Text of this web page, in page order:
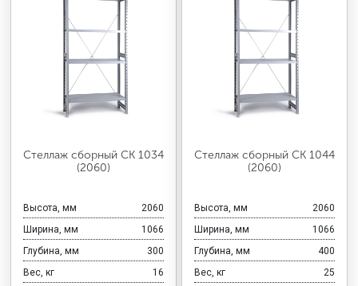
Стеллаж сборный СК 1034
(2060)
Высота, мм
2060
Ширина, мм
1066
Глубина, мм
300
Вес, кг
16
Стеллаж сборный СК 1044
(2060)
Высота, мм
2060
Ширина, мм
1066
Глубина, мм
400
Вес, кг
25